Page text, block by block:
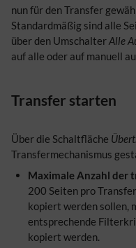
nun für den Transfer
Standardmäßig sind alle
über den UmschalterAlle
auf alle oder auf manuell
Transfer starten
Über die Schaltfläche
Transfermechanismus
Maximale Anzahl der
200 Seiten pro
kopiert werden sollen,
entsprechende
kopiert werden.